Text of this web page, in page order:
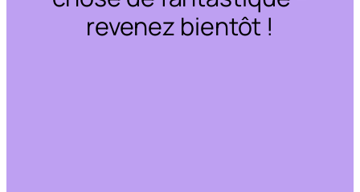
revenez bientôt !